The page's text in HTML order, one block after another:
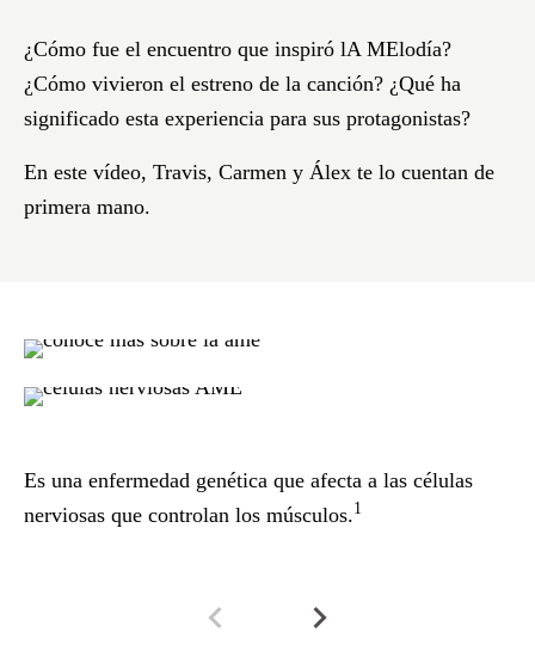
¿Cómo fue el encuentro que inspiró lA MElodía?
¿Cómo vivieron el estreno de la canción? ¿Qué ha
significado esta experiencia para sus protagonistas?
En este vídeo, Travis, Carmen y Álex te lo cuentan de
primera mano.
Es una enfermedad genética que afecta a las células
nerviosas que controlan los músculos.1